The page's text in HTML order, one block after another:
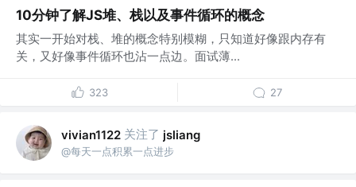
10分钟了解JS堆、栈以及事件循环的概念
其实一开始对栈、堆的概念特别模糊，只知道好像跟内存有
关，又好像事件循环也沾一点边。面试薄...
323 27
vivian1122 关注了 jsliang
@每天一点积累一点进步